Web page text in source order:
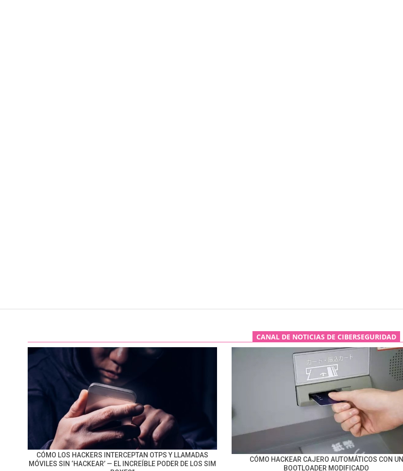
CANAL DE NOTICIAS DE CIBERSEGURIDAD
CÓMO LOS HACKERS INTERCEPTAN OTPS Y LLAMADAS
MÓVILES SIN ‘HACKEAR’ — EL INCREÍBLE PODER DE LOS SIM
CÓMO HACKEAR CAJERO AUTOMÁTICOS CON UN
BOOTLOADER MODIFICADO